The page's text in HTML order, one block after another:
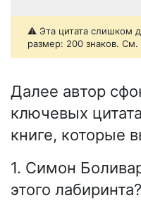
⚠️ Эта цитата слишком
размер: 200 знаков. См.
Далее автор
ключевых
книге, которые
1. Симон
этого